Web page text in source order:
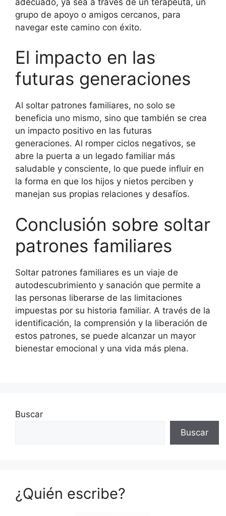
grupo de apoyo o amigos cercanos, para
navegar este camino con éxito.
El impacto en las
futuras generaciones
Al soltar patrones familiares, no solo se
beneficia uno mismo, sino que también se crea
un impacto positivo en las futuras
generaciones. Al romper ciclos negativos, se
abre la puerta a un legado familiar más
saludable y consciente, lo que puede influir en
la forma en que los hijos y nietos perciben y
manejan sus propias relaciones y desafíos.
Conclusión sobre soltar
patrones familiares
Soltar patrones familiares es un viaje de
autodescubrimiento y sanación que permite a
las personas liberarse de las limitaciones
impuestas por su historia familiar. A través de la
identificación, la comprensión y la liberación de
estos patrones, se puede alcanzar un mayor
bienestar emocional y una vida más plena.
Buscar
Buscar
¿Quién escribe?